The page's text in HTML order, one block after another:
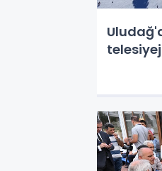
telesiyej